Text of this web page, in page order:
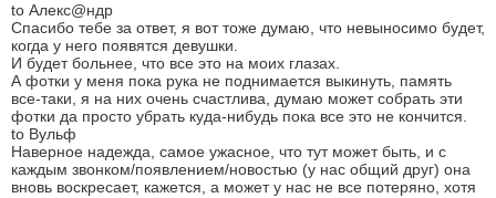
to Алекс@ндр
Спасибо тебе за ответ, я вот тоже думаю, что невыносимо будет,
когда у него появятся девушки.
И будет больнее, что все это на моих глазах.
А фотки у меня пока рука не поднимается выкинуть, память
все-таки, я на них очень счастлива, думаю может собрать эти
фотки да просто убрать куда-нибудь пока все это не кончится.
to Вульф
Наверное надежда, самое ужасное, что тут может быть, и с
каждым звонком/появлением/новостью (у нас общий друг) она
вновь воскресает, кажется, а может у нас не все потеряно, хотя